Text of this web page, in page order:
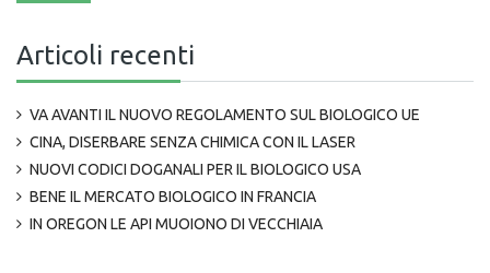
Articoli recenti
VA AVANTI IL NUOVO REGOLAMENTO SUL BIOLOGICO UE
CINA, DISERBARE SENZA CHIMICA CON IL LASER
NUOVI CODICI DOGANALI PER IL BIOLOGICO USA
BENE IL MERCATO BIOLOGICO IN FRANCIA
IN OREGON LE API MUOIONO DI VECCHIAIA